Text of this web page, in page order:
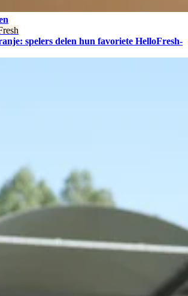
spelers delen hun favoriete HelloFresh-